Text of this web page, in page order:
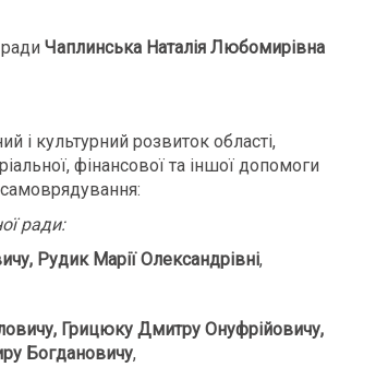
Чаплинська Наталія Любомирівна
і культурний розвиток області,
фінансової та іншої допомоги
ради:
Рудик Марії Олександрівні,
Грицюку Дмитру Онуфрійовичу,
Богдановичу,